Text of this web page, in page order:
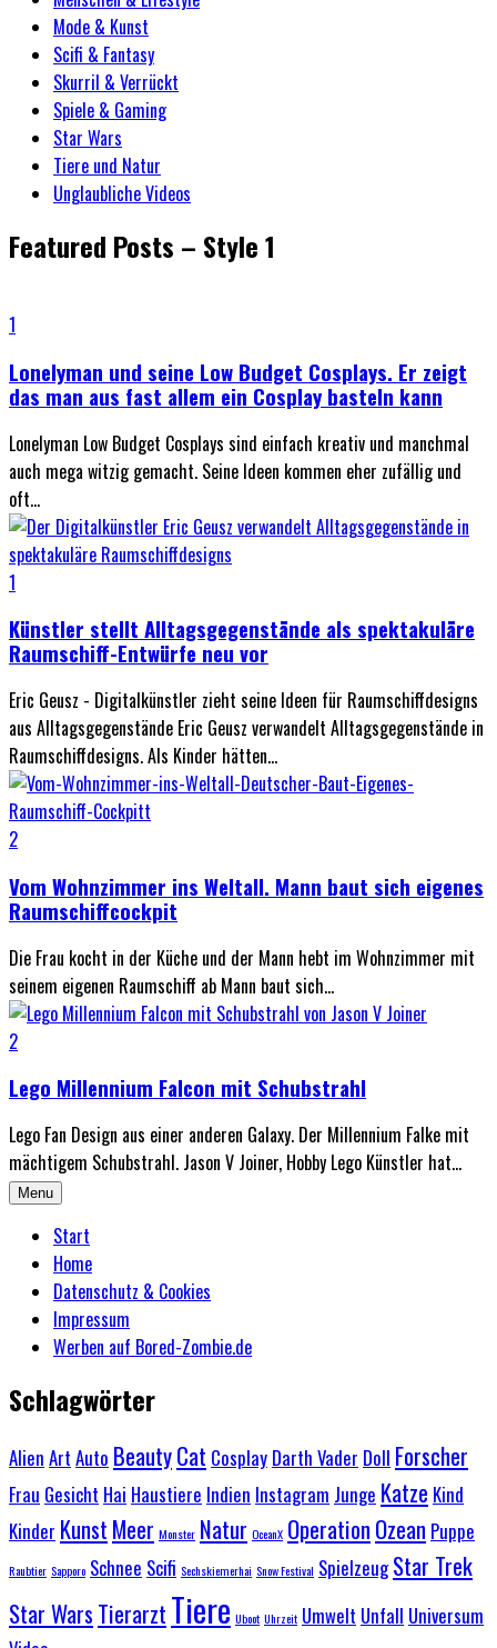
Mode & Kunst
Scifi & Fantasy
Skurril & Verrückt
Spiele & Gaming
Star Wars
Tiere und Natur
Unglaubliche Videos
Featured Posts – Style 1
1
Lonelyman und seine Low Budget Cosplays. Er zeigt
das man aus fast allem ein Cosplay basteln kann
Lonelyman Low Budget Cosplays sind einfach kreativ und manchmal
auch mega witzig gemacht. Seine Ideen kommen eher zufällig und
oft...
1
Künstler stellt Alltagsgegenstände als spektakuläre
Raumschiff-Entwürfe neu vor
Eric Geusz - Digitalkünstler zieht seine Ideen für Raumschiffdesigns
aus Alltagsgegenstände Eric Geusz verwandelt Alltagsgegenstände in
Raumschiffdesigns. Als Kinder hätten...
2
Vom Wohnzimmer ins Weltall. Mann baut sich eigenes
Raumschiffcockpit
Die Frau kocht in der Küche und der Mann hebt im Wohnzimmer mit
seinem eigenen Raumschiff ab Mann baut sich...
2
Lego Millennium Falcon mit Schubstrahl
Lego Fan Design aus einer anderen Galaxy. Der Millennium Falke mit
mächtigem Schubstrahl. Jason V Joiner, Hobby Lego Künstler hat...
Menu
Start
Home
Datenschutz & Cookies
Impressum
Werben auf Bored-Zombie.de
Schlagwörter
Alien Art Auto BeautyCat Cosplay Darth Vader Doll Forscher
Frau Gesicht Hai Haustiere Indien Instagram Junge Katze Kind
Kinder KunstMeer Monster Natur OceanX OperationOzean Puppe
Raubtier Sapporo Schnee Scifi Sechskiemerhai Snow Festival Spielzeug Star Trek
Star WarsTierarztTiere Uboot Uhrzeit Umwelt Unfall Universum